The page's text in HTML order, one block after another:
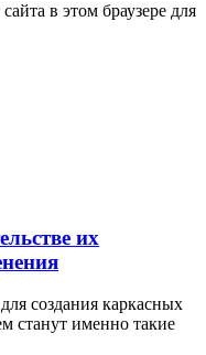
в этом браузере для
их
создания каркасных
станут именно такие